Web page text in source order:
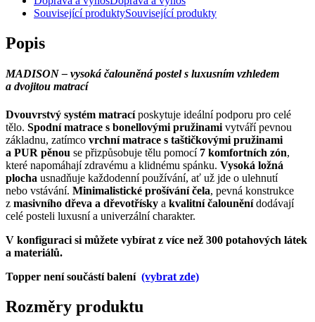
Související produktySouvisející produkty
Popis
MADISON – vysoká čalouněná postel s luxusním vzhledem
a dvojitou matrací
Dvouvrstvý systém matracíposkytuje ideální podporu pro celé
tělo. Spodní matrace s bonellovými pružinami vytváří pevnou
základnu, zatímco vrchní matrace s taštičkovými pružinami
a PUR pěnou se přizpůsobuje tělu pomocí 7 komfortních zón,
které napomáhají zdravému a klidnému spánku. Vysoká ložná
plocha usnadňuje každodenní používání, ať už jde o ulehnutí
nebo vstávání. Minimalistické prošívání čela, pevná konstrukce
z masivního dřeva a dřevotřísky a kvalitní čalouněnídodávají
celé posteli luxusní a univerzální charakter.
V konfiguraci si můžete vybírat z více než 300 potahových látek
a materiálů.
Topper není součástí balení (vybrat zde)
Rozměry produktu